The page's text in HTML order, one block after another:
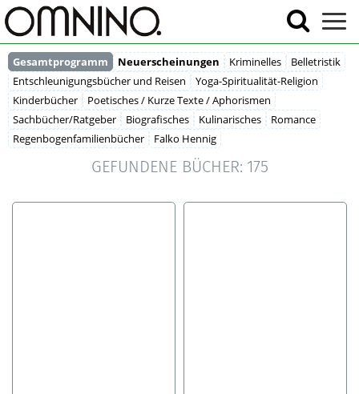
Gesamtprogramm Neuerscheinungen Kriminelles
Belletristik
Entschleunigungsbücher und Reisen
Yoga-Spiritualität-Religion
Kinderbücher
Poetisches / Kurze Texte / Aphorismen
Sachbücher/Ratgeber
Biografisches Kulinarisches
Romance
Regenbogenfamilienbücher
Falko Hennig
GEFUNDENE BÜCHER: 175